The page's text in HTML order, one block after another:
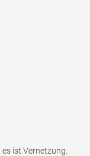
ist Vernetzung.